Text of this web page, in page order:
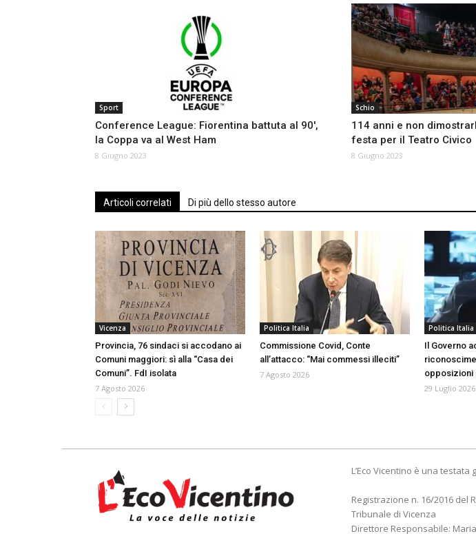
Sport
Conference League: Fiorentina battuta al 90′,
la Coppa va al West Ham
8 Giugno 2023
Schio
114 anni e non
festa per il Teatro Civico
8 Giugno 2023
Articoli correlati Di più dello stesso autore
Vicenza
Provincia, 76 sindaci si accodano ai
Comuni maggiori: sì alla “Casa dei
Comuni”. FdI isolata
7 Agosto 2026
Politica Italia
Commissione Covid, Conte
all’attacco: “Mai commessi illeciti”
7 Agosto 2026
Politica Italia
Il Governo
opposizioni
29 Luglio 2026
L’Eco Vicentino è una testata
Registrazione n. 16/2016 del
Tribunale di Vicenza
Direttore Responsabile: